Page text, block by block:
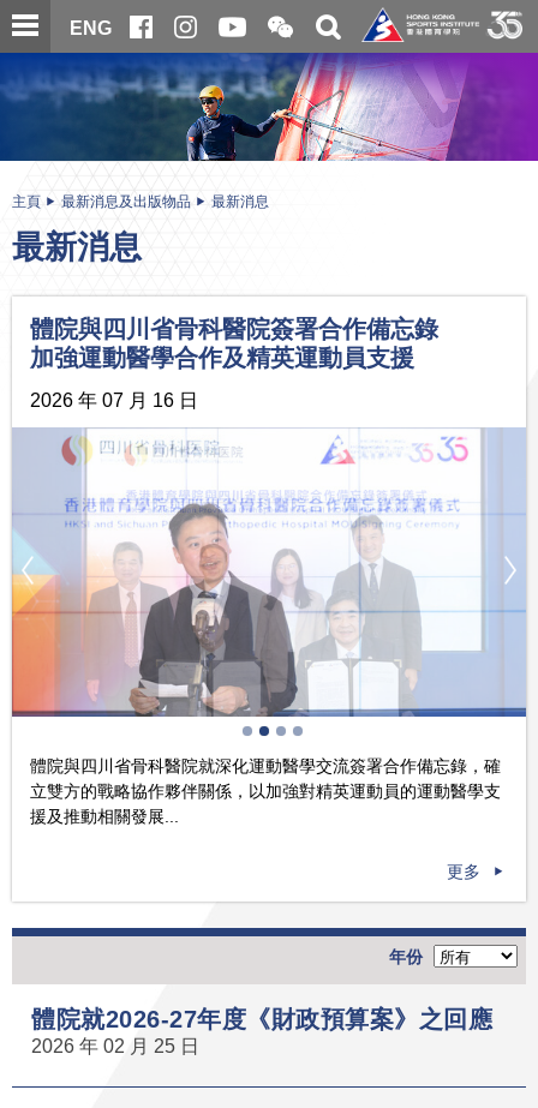
跳
至
內
ENG
開
合
微
信
二
維
碼
關
搜
尋
内
主頁 最新消息及出版物品 最新消息
最新消息
體院與四川省骨科醫院簽署合作備忘錄
加強運動醫學合作及精英運動員支援
2026 年 07 月 16 日
體院與四川省骨科醫院就深化運動醫學交流簽署合作備忘錄，確
立雙方的戰略協作夥伴關係，以加強對精英運動員的運動醫學支
援及推動相關發展...
更多
年份
體院就2026-27年度《財政預算案》之回應
2026 年 02 月 25 日